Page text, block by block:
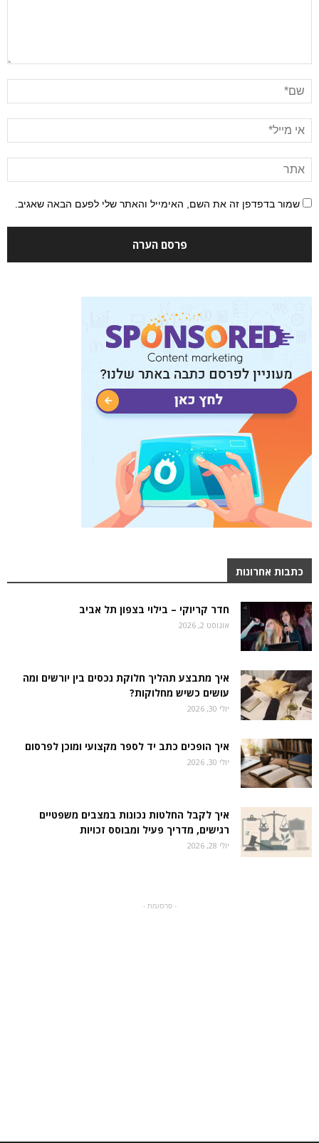
שמור בדפדפן זה את השם, האימייל והאתר שלי לפעם הבאה שאגיב.
כתבות אחרונות
חדר קריוקי – בילוי בצפון תל אביב
אוגוסט 2, 2026
איך מתבצע תהליך חלוקת נכסים בין יורשים ומה
עושים כשיש מחלוקות?
יולי 30, 2026
איך הופכים כתב יד לספר מקצועי ומוכן לפרסום
יולי 30, 2026
איך לקבל החלטות נכונות במצבים משפטיים
רגישים, מדריך פעיל ומבוסס זכויות
יולי 28, 2026
- פרסומת -